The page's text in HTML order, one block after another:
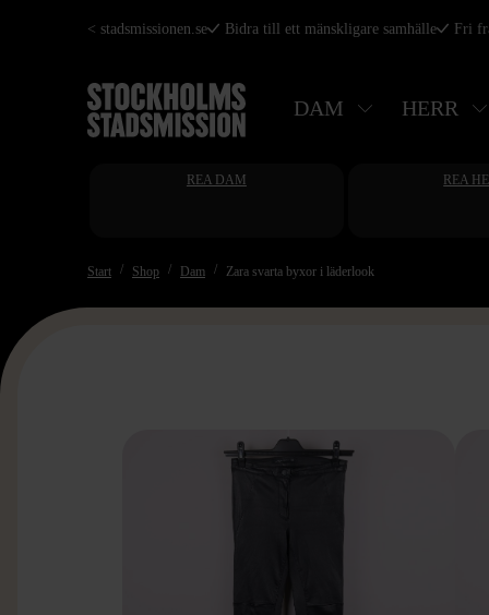
Hoppa
huvudinnehåll
< stadsmissionen.se Bidra till ett mänskligare samhälle Fri
DAM HERR
REA DAM REA
Start Shop Dam Zara svarta byxor i läderlook